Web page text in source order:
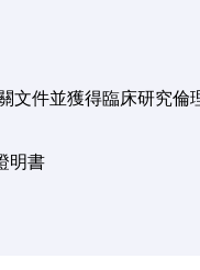
文件並獲得臨床研究倫
明書